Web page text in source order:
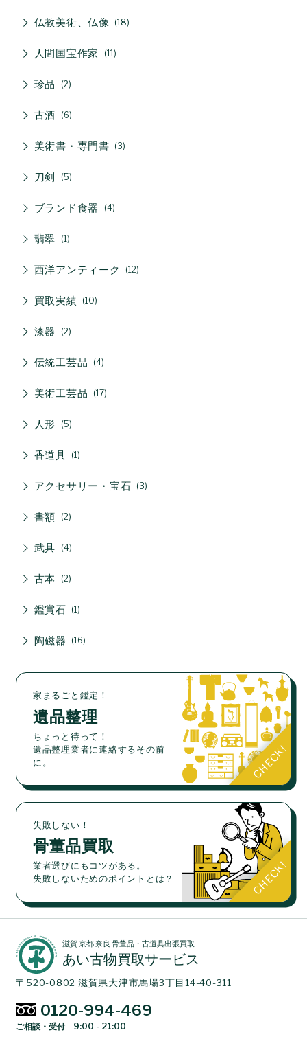
仏教美術、仏像 18
人間国宝作家 11
珍品 2
古酒 6
美術書・専門書 3
刀剣 5
ブランド食器 4
翡翠 1
西洋アンティーク 12
買取実績 10
漆器 2
伝統工芸品 4
美術工芸品 17
人形 5
香道具 1
アクセサリー・宝石 3
書額 2
武具 4
古本 2
鑑賞石 1
陶磁器 16
家まるごと鑑定！
遺品整理
ちょっと待って！
遺品整理業者に連絡するその前
に。
失敗しない！
骨董品買取
業者選びにもコツがある。
失敗しないためのポイントとは？
滋賀 京都 奈良 骨董品・古道具出張買取
あい古物買取サービス
〒520-0802 滋賀県大津市馬場3丁目14-40-311
0120-994-469
ご相談・受付 9:00 - 21:00